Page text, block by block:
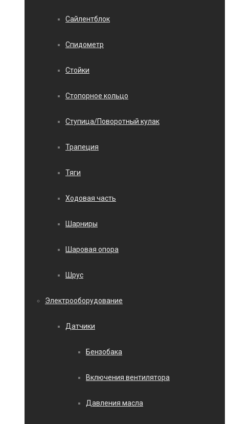
Сайлентблок
Спидометр
Стойки
Стопорное кольцо
Ступица/Поворотный кулак
Трапеция
Тяги
Ходовая часть
Шарниры
Шаровая опора
Шрус
Электрооборудование
Датчики
Бензобака
Включения вентилятора
Давления масла